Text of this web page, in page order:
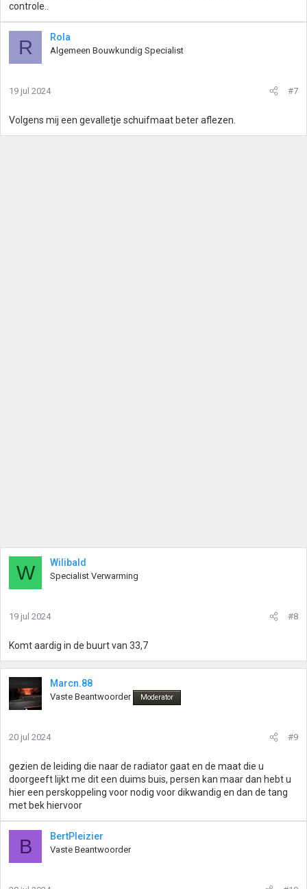
controle..
R Rola
Algemeen Bouwkundig Specialist
19 jul 2024 #7
Volgens mij een gevalletje schuifmaat beter aflezen.
W Wilibald
Specialist Verwarming
19 jul 2024 #8
Komt aardig in de buurt van 33,7
Marcn.88
Vaste Beantwoorder Moderator
20 jul 2024 #9
gezien de leiding die naar de radiator gaat en de maat die u
doorgeeft lijkt me dit een duims buis, persen kan maar dan hebt u
hier een perskoppeling voor nodig voor dikwandig en dan de tang
met bek hiervoor
B BertPleizier
Vaste Beantwoorder